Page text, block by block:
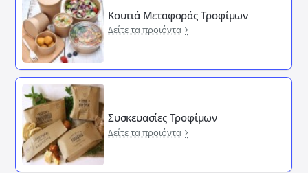
Κουτιά Μεταφοράς Τροφίμων
Δείτε τα προιόντα
Συσκευασίες Τροφίμων
Δείτε τα προιόντα